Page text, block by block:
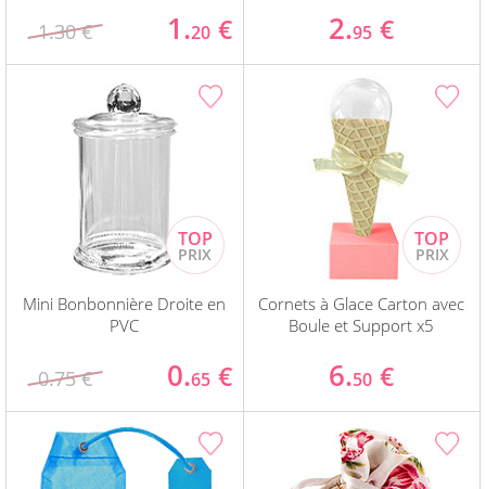
1.30 € 1.20 € 2.95 €
Mini Bonbonnière Droite en
PVC
0.75 € 0.65 €
Cornets à Glace Carton avec
Boule et Support x5
6.50 €